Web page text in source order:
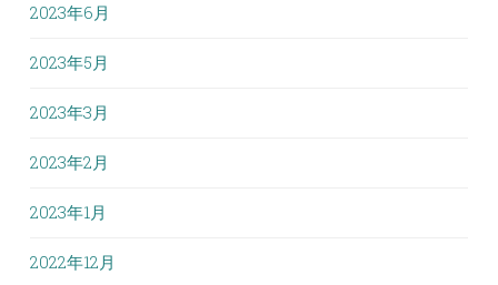
2023年6月
2023年5月
2023年3月
2023年2月
2023年1月
2022年12月